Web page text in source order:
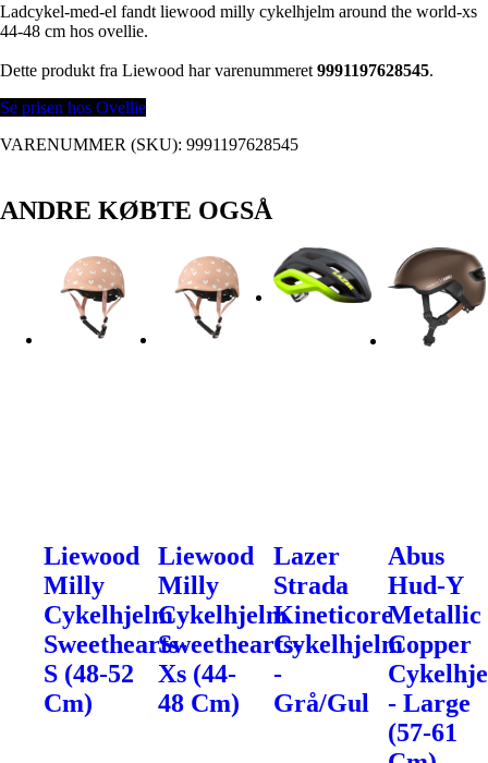
Ladcykel-med-el fandt liewood milly cykelhjelm around the world-xs
44-48 cm hos ovellie.
Dette produkt fra Liewood har varenummeret 9991197628545.
Se prisen hos Ovellie
VARENUMMER (SKU): 9991197628545
ANDRE KØBTE OGSÅ
Liewood
Milly
Cykelhjelm
Sweethearts-
S (48-52
Cm)
Liewood
Milly
Cykelhjelm
Sweethearts-
Xs (44-
48 Cm)
Lazer
Strada
Kineticore
Cykelhjelm
-
Grå/Gul
Abus
Hud-Y
Metallic
Copper
- Large
(57-61